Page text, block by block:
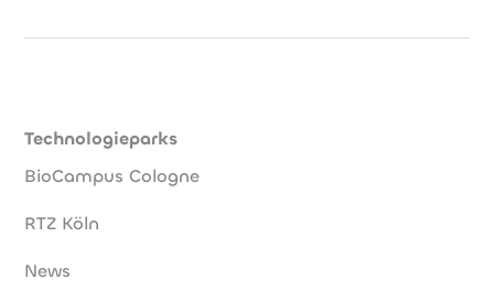
Technologieparks
BioCampus Cologne
RTZ Köln
News